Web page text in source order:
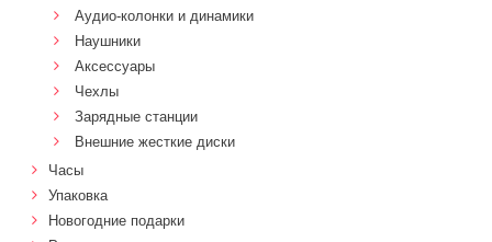
Аудио-колонки и динамики
Наушники
Аксессуары
Чехлы
Зарядные станции
Внешние жесткие диски
Часы
Упаковка
Новогодние подарки